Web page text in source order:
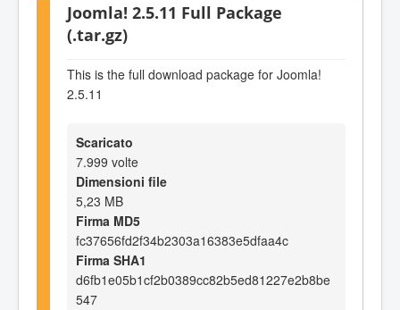
Joomla! 2.5.11 Full Package
(.tar.gz)
This is the full download package for Joomla!
2.5.11
Scaricato
7.999 volte
Dimensioni file
5,23 MB
Firma MD5
fc37656fd2f34b2303a16383e5dfaa4c
Firma SHA1
d6fb1e05b1cf2b0389cc82b5ed81227e2b8be
547